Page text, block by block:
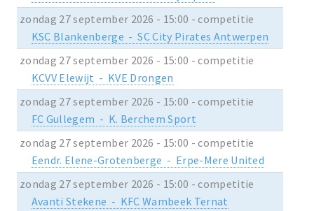
zondag 27 september 2026 - 15:00 - competitie
KSC Blankenberge - SC City Pirates Antwerpen
zondag 27 september 2026 - 15:00 - competitie
KCVV Elewijt - KVE Drongen
zondag 27 september 2026 - 15:00 - competitie
FC Gullegem - K. Berchem Sport
zondag 27 september 2026 - 15:00 - competitie
Eendr. Elene-Grotenberge - Erpe-Mere United
zondag 27 september 2026 - 15:00 - competitie
Avanti Stekene - KFC Wambeek Ternat